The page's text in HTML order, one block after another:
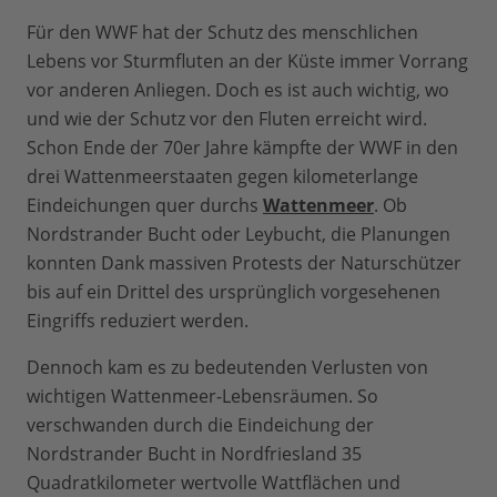
Für den WWF hat der Schutz des menschlichen
Lebens vor Sturmfluten an der Küste immer Vorrang
vor anderen Anliegen. Doch es ist auch wichtig, wo
und wie der Schutz vor den Fluten erreicht wird.
Schon Ende der 70er Jahre kämpfte der WWF in den
drei Wattenmeerstaaten gegen kilometerlange
Eindeichungen quer durchs Wattenmeer. Ob
Nordstrander Bucht oder Leybucht, die Planungen
konnten Dank massiven Protests der Naturschützer
bis auf ein Drittel des ursprünglich vorgesehenen
Eingriffs reduziert werden.
Dennoch kam es zu bedeutenden Verlusten von
wichtigen Wattenmeer-Lebensräumen. So
verschwanden durch die Eindeichung der
Nordstrander Bucht in Nordfriesland 35
Quadratkilometer wertvolle Wattflächen und